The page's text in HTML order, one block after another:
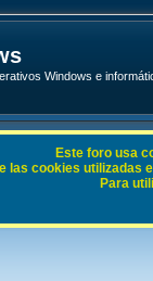
Windows e
Este foro usa
las cookies utilizadas
Para